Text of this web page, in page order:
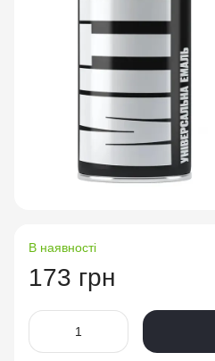
В наявності
173 грн